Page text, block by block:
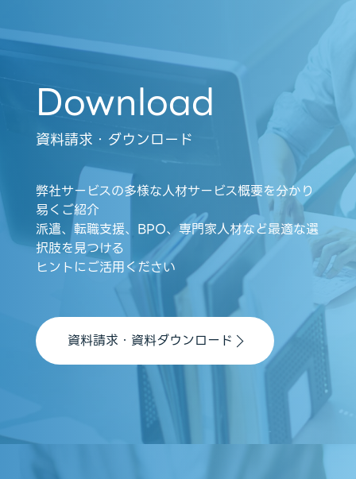
Download
資料請求・ダウンロード
弊社サービスの多様な人材サービス概要を分かり
易くご紹介
派遣、転職支援、BPO、専門家人材など最適な選
択肢を見つける
ヒントにご活用ください
資料請求・資料ダウンロード